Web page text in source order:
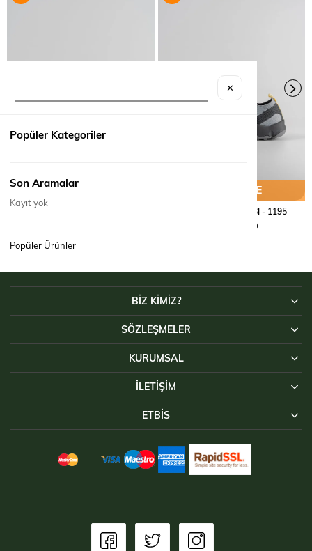
SEPETE EKLE
TREKKING AYAKKABI - 1196
SEPETE EKLE
TREKKING AYAKKABI - 1195
₺3.590,00
BİZ KİMİZ?
SÖZLEŞMELER
KURUMSAL
İLETIŞIM
ETBİS
✕
Popüler Kategoriler
Son Aramalar
Kayıt yok
Popüler Ürünler